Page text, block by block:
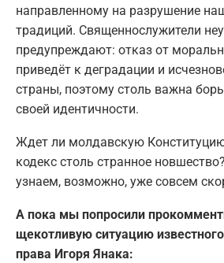
направленному на разрушение
традиций. Священнослужители
предупреждают: отказ от
приведёт к деградации и
страны, поэтому столь важна
своей идентичности.
Ждет ли молдавскую
кодекс столь странное
узнаем, возможно, уже совсем
А пока мы попросили
щекотливую ситуацию
права Игоря Янака: